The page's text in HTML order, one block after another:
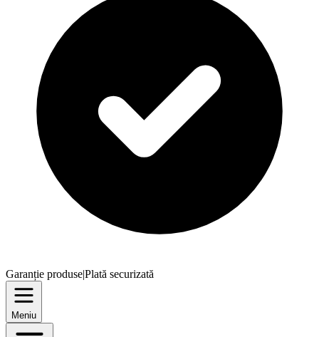
Garanție produse|Plată securizată
Meniu